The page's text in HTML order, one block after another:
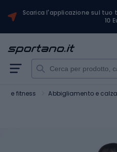
Scarica l'applicazione sul
10
e fitness Abbigliamento e